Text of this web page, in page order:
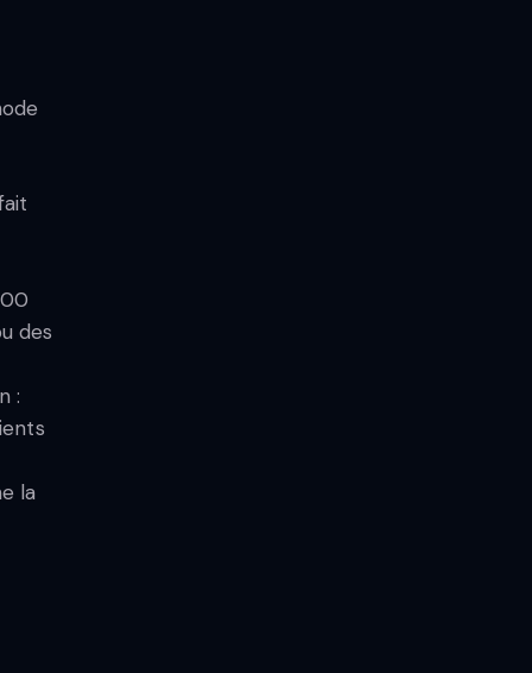
des
:
la